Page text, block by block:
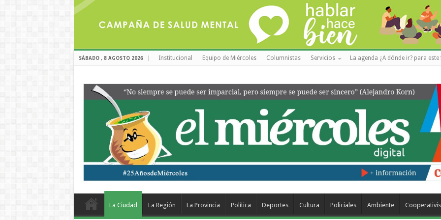
SÁBADO , 8 AGOSTO 2026 Institucional Equipo de Miércoles Columnistas Servicios La agenda ¿A dónde ir? para este
La Ciudad La Región La Provincia Política Deportes Cultura Policiales Ambiente